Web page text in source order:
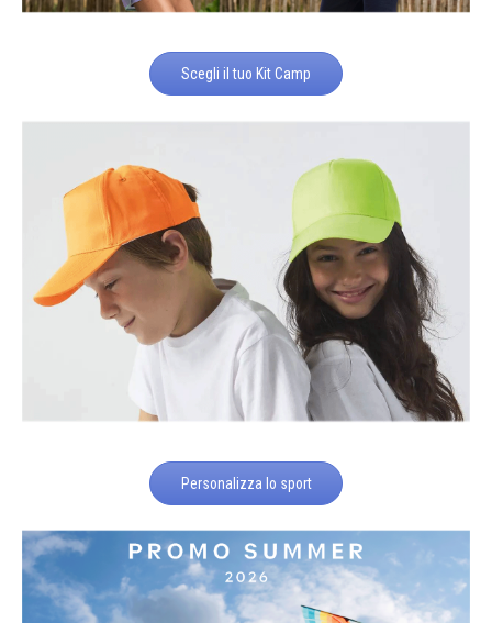
Scegli il tuo Kit Camp
Personalizza lo sport